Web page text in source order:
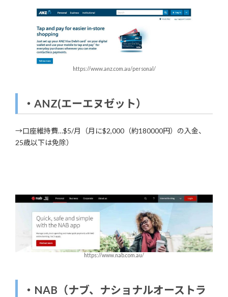
https://www.anz.com.au/personal/
・ ANZ(エーエヌゼット）
→口座維持費…$5/月（月に$2,000（約180000円）の入金、
25歳以下は免除）
https://www.nab.com.au/
・ NAB （ナブ、ナショナルオーストラ